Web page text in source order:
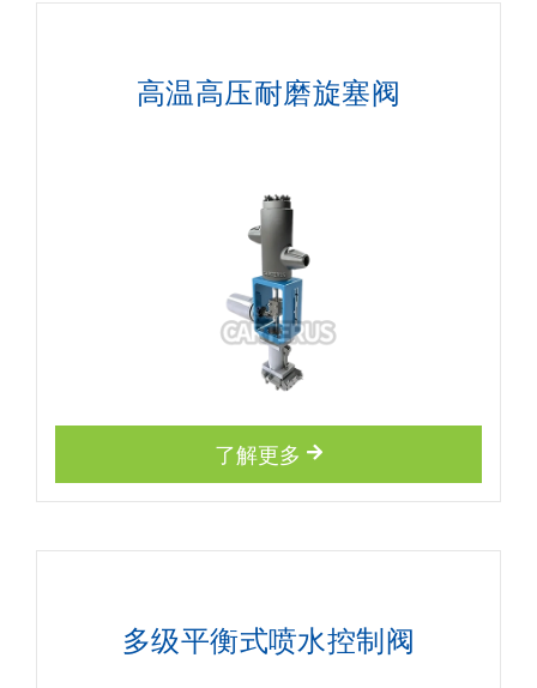
高温高压耐磨旋塞阀
了解更多
多级平衡式喷水控制阀